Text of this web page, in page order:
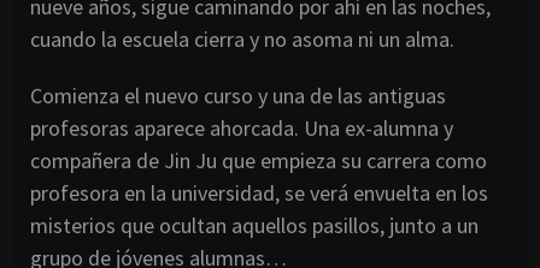
nueve años, sigue caminando por ahi en las noches,
cuando la escuela cierra y no asoma ni un alma.
Comienza el nuevo curso y una de las antiguas
profesoras aparece ahorcada. Una ex-alumna y
compañera de Jin Ju que empieza su carrera como
profesora en la universidad, se verá envuelta en los
misterios que ocultan aquellos pasillos, junto a un
grupo de jóvenes alumnas…